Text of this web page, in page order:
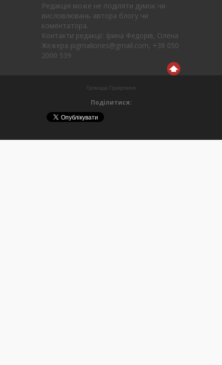
Редакція може не поділяти думок чи
висловлювань автора блогу чи
коментатора.
Контакти редакції: Ірина Федорів, Олена
Жежера pigmaliones@gmail.com, +38 050
2000 539
Громада Приірпіння
Поділитися: